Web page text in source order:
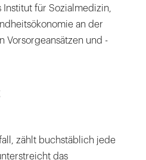
für Sozialmedizin,
an der
Vorsorgeansätzen und -
zählt buchstäblich jede
das